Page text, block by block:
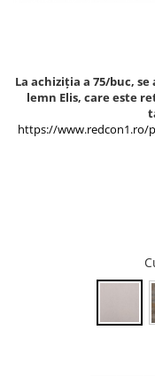
Polistiren
Vata bazaltica
Vata minerala
Vopsea lavabila pentru
Vopsea lavabila pentru
Pavele si borduri
La achiziția a 75/buc,
lemn Elis, care este
https://www.redcon1.ro/